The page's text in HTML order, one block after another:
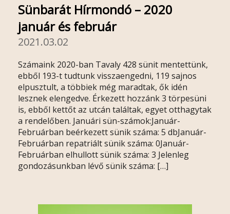
Sünbarát Hírmondó – 2020
január és február
2021.03.02
Számaink 2020-ban Tavaly 428 sünit mentettünk,
ebből 193-t tudtunk visszaengedni, 119 sajnos
elpusztult, a többiek még maradtak, ők idén
lesznek elengedve. Érkezett hozzánk 3 törpesüni
is, ebből kettőt az utcán találtak, egyet otthagytak
a rendelőben. Januári sün-számok:Január-
Februárban beérkezett sünik száma: 5 dbJanuár-
Februárban repatriált sünik száma: 0Január-
Februárban elhullott sünik száma: 3 Jelenleg
gondozásunkban lévő sünik száma: […]